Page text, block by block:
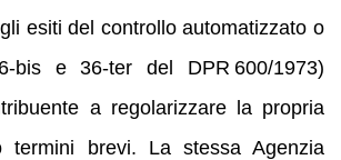
esiti del controllo automatizzato o
e 36‑ter del DPR 600/1973)
a regolarizzare la propria
termini brevi. La stessa Agenzia